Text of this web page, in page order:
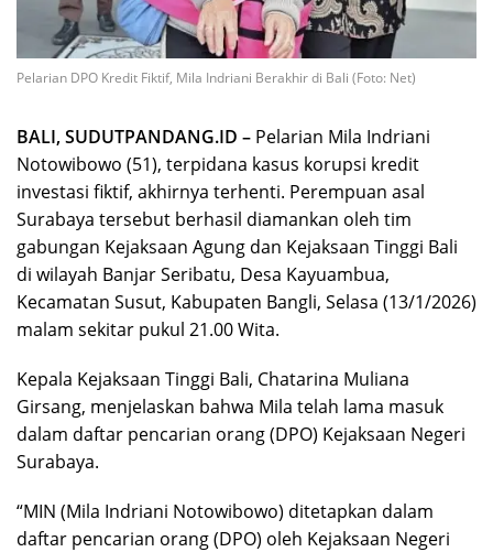
Pelarian DPO Kredit Fiktif, Mila Indriani Berakhir di Bali (Foto: Net)
BALI, SUDUTPANDANG.ID – Pelarian Mila Indriani
Notowibowo (51), terpidana kasus korupsi kredit
investasi fiktif, akhirnya terhenti. Perempuan asal
Surabaya tersebut berhasil diamankan oleh tim
gabungan Kejaksaan Agung dan Kejaksaan Tinggi Bali
di wilayah Banjar Seribatu, Desa Kayuambua,
Kecamatan Susut, Kabupaten Bangli, Selasa (13/1/2026)
malam sekitar pukul 21.00 Wita.
Kepala Kejaksaan Tinggi Bali, Chatarina Muliana
Girsang, menjelaskan bahwa Mila telah lama masuk
dalam daftar pencarian orang (DPO) Kejaksaan Negeri
Surabaya.
“MIN (Mila Indriani Notowibowo) ditetapkan dalam
daftar pencarian orang (DPO) oleh Kejaksaan Negeri